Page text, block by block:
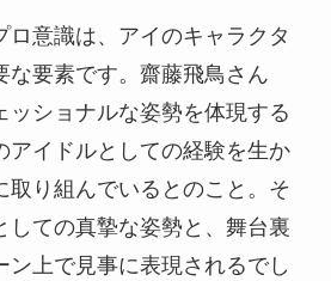
ロ意識は、アイのキャラクタ
な要素です。齋藤飛鳥さん
ッショナルな姿勢を体現する
アイドルとしての経験を生か
取り組んでいるとのこと。そ
しての真摯な姿勢と、舞台裏
ン上で見事に表現されるでし